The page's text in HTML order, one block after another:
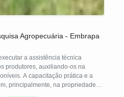
Agropecuária - Embrapa
a assistência técnica
produtores, auxiliando-os na
A capacitação prática e a
principalmente, na propriedade